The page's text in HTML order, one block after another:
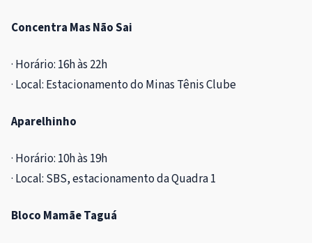
Concentra Mas Não Sai
· Horário: 16h às 22h
· Local: Estacionamento do Minas Tênis Clube
Aparelhinho
· Horário: 10h às 19h
· Local: SBS, estacionamento da Quadra 1
Bloco Mamãe Taguá